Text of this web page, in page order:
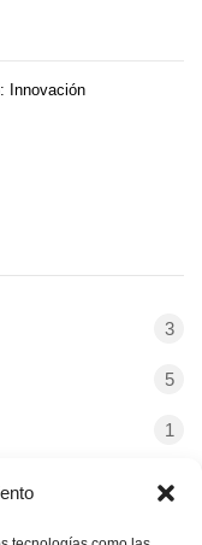
Innovación
3
5
1
10